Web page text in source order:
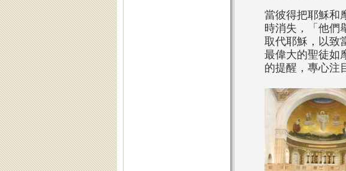
當彼得把耶穌和
時消失，「他們
取代耶穌，以致
最偉大的聖徒如
的提醒，專心注